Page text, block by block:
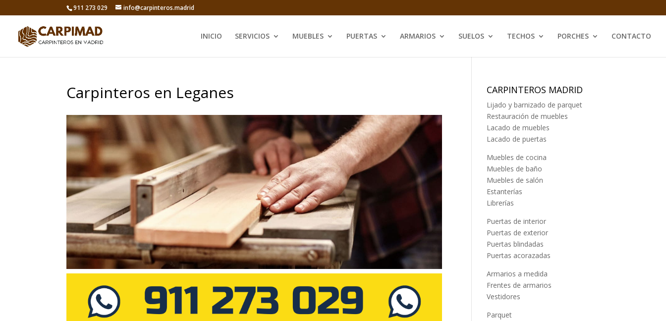
911 273 029 info@carpinteros.madrid
INICIO SERVICIOS MUEBLES PUERTAS ARMARIOS SUELOS TECHOS PORCHES CONTACTO
Carpinteros en Leganes CARPINTEROS MADRID
Lijado y barnizado de parquet
Restauración de muebles
Lacado de muebles
Lacado de puertas
Muebles de cocina
Muebles de baño
Muebles de salón
Estanterías
Librerías
Puertas de interior
Puertas de exterior
Puertas blindadas
Puertas acorazadas
Armarios a medida
Frentes de armarios
Vestidores
Parquet